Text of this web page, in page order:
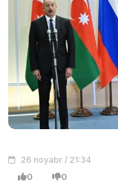
26 noyabr / 21:34
0 0